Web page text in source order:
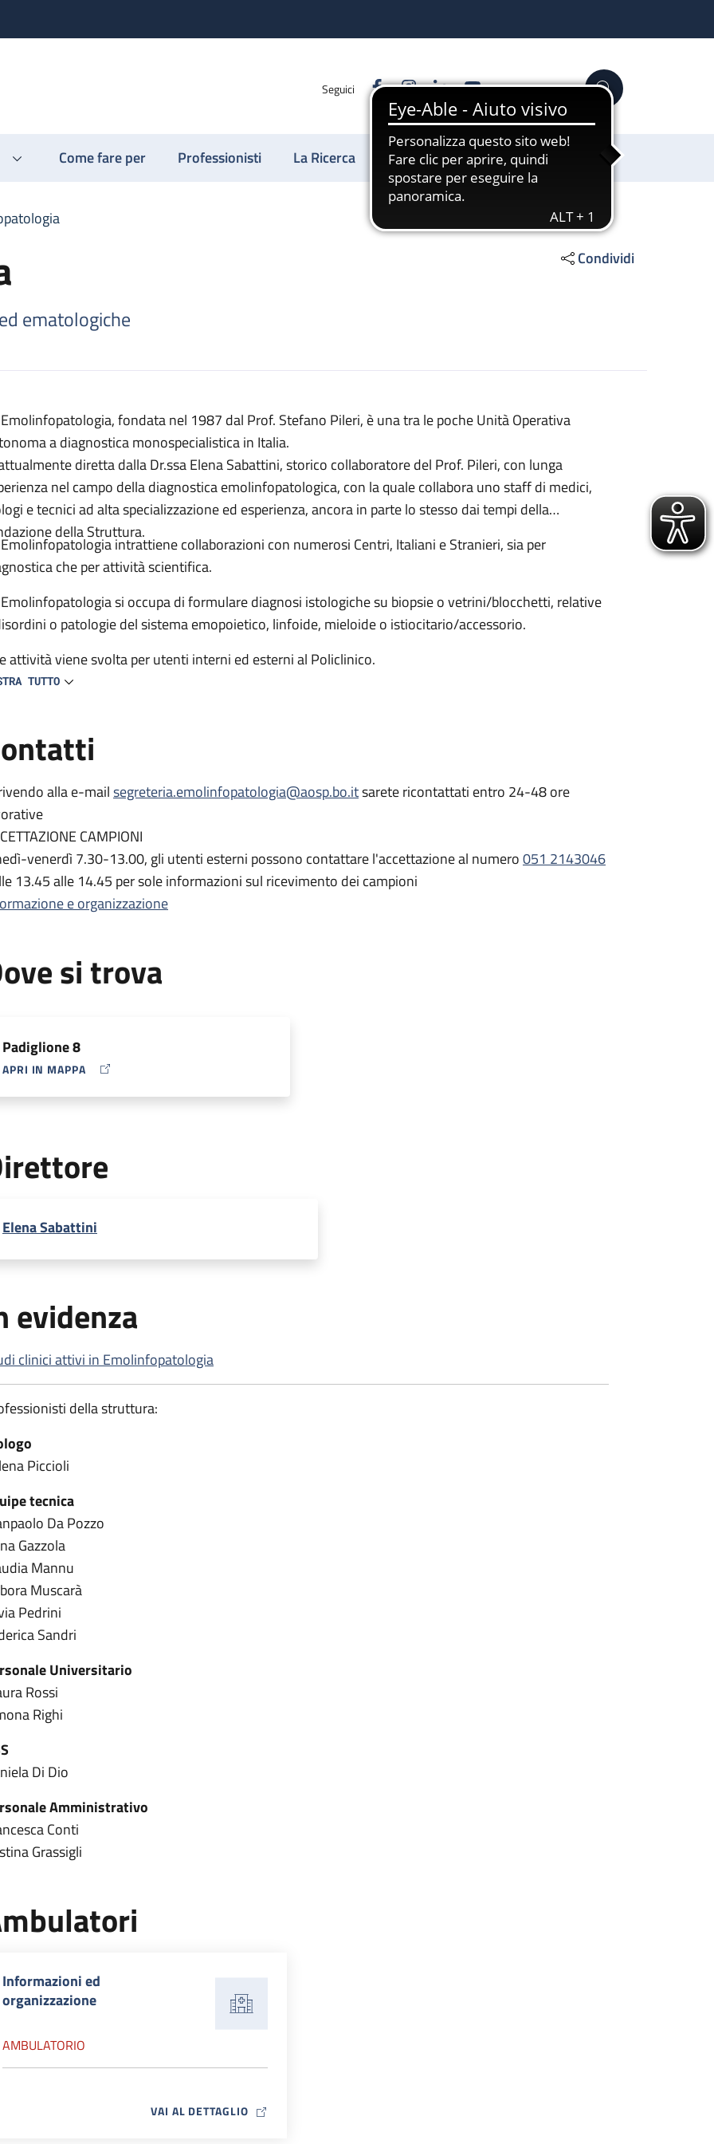
Seguici FacebookInstagram
LinkedinYouTube Cerca
Come fare per Professionisti La Ricerca Sostienici
ematologiche
Condividi
fondata nel 1987 dal Prof. Stefano Pileri, è una tra le poche Unità Operativa
a diagnostica monospecialistica in Italia.
attualmente diretta dalla Dr.ssa Elena Sabattini, storico collaboratore del Prof. Pileri, con lunga
nel campo della diagnostica emolinfopatologica, con la quale collabora uno staff di medici,
e tecnici ad alta specializzazione ed esperienza, ancora in parte lo stesso dai tempi della
della Struttura.
intrattiene collaborazioni con numerosi Centri, Italiani e Stranieri, sia per
che per attività scientifica.
si occupa di formulare diagnosi istologiche su biopsie o vetrini/blocchetti, relative
o patologie del sistema emopoietico, linfoide, mieloide o istiocitario/accessorio.
attività viene svolta per utenti interni ed esterni al Policlinico.
segreteria.emolinfopatologia@aosp.bo.it
ricontattati entro 1-2 giorni lavorativi
TUTTO
alla e-mailsegreteria.emolinfopatologia@aosp.bo.itsarete ricontattati entro 24-48 ore
CAMPIONI
venerdì 7.30-13.00, gli utenti esterni possono contattare l'accettazione al numero051 2143046
13.45 alle 14.45 per sole informazioni sul ricevimento dei campioni
e organizzazione
si trova
Padiglione 8
APRI IN MAPPA
MAP ICON
Elena Sabattini
evidenza
clinici attivi in Emolinfopatologia
della struttura:
Piccioli
tecnica
Da Pozzo
Gazzola
Mannu
Muscarà
Pedrini
Sandri
Universitario
Rossi
Righi
Di Dio
Amministrativo
Conti
Grassigli
Informazioni ed
organizzazione
AMBULATORIO
VAI AL DETTAGLIOMAP ICON